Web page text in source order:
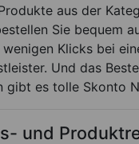
aus der
Sie bequem
Klicks bei
Und das
gibt es tolle Skonto
und